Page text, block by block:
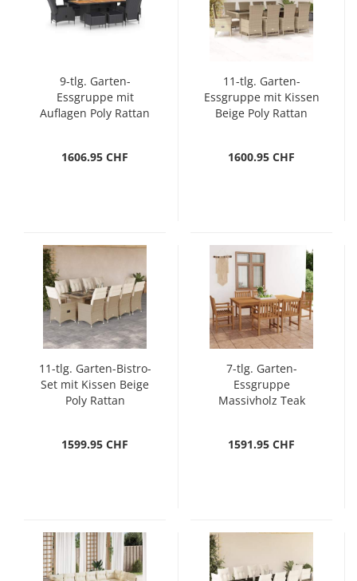
9-tlg. Garten-
Essgruppe mit
Auflagen Poly Rattan
1606.95 CHF
11-tlg. Garten-
Essgruppe mit Kissen
Beige Poly Rattan
1600.95 CHF
11-tlg. Garten-Bistro-
Set mit Kissen Beige
Poly Rattan
1599.95 CHF
7-tlg. Garten-
Essgruppe
Massivholz Teak
1591.95 CHF